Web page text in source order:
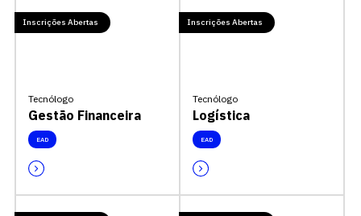
Inscrições Abertas
Tecnólogo
Gestão Financeira
EAD
Inscrições Abertas
Tecnólogo
Logística
EAD